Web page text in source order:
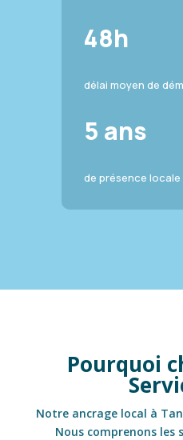
48h
délai moyen de
5 ans
de présence locale
Pourquoi
Notre ancrage local à
Nous comprenons les